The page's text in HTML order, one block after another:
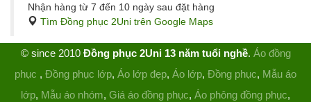
Nhận hàng từ 7 đến 10 ngày sau đặt hàng
Tìm Đồng phục 2Uni trên Google Maps
© since 2010 Đồng phục 2Uni 13 năm tuổi nghề. Áo đồng
phục , Đồng phục lớp, Áo lớp đẹp, Áo lớp, Đồng phục, Mẫu áo
lớp, Mẫu áo nhóm, Giá áo đồng phục, Áo phông đồng phục,